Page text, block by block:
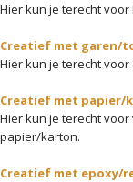
Hier kun je terecht
Creatief met garen/
Hier kun je terecht
Creatief met papier/
Hier kun je terecht
papier/karton.
Creatief met epoxy/